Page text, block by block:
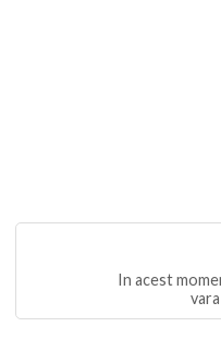
In acest